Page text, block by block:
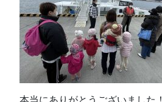
本当にありがとうございました！